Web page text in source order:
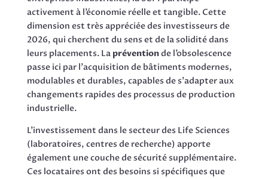
activement à l’économie réelle et tangible. Cette
dimension est très appréciée des investisseurs de
2026, qui cherchent du sens et de la solidité dans
leurs placements. La préventionde l’obsolescence
passe ici par l’acquisition de bâtiments modernes,
modulables et durables, capables de s’adapter aux
changements rapides des processus de production
industrielle.
L’investissement dans le secteur des Life Sciences
(laboratoires, centres de recherche) apporte
également une couche de sécurité supplémentaire.
Ces locataires ont des besoins si spécifiques que